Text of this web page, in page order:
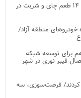
پذیرایی متفاوت و باشکوه از عزاداران حسینی با ۱۴ طعم چای و شربت در
خودروهای منطقه آزاد/
چهاردهم برای توسعه شبکه
و فیبر نوری در آمل/ برقراری ۱۴۷۰ اتصال فیبر نوری در شهر
کردند/ فرصت‌سوزی، سه